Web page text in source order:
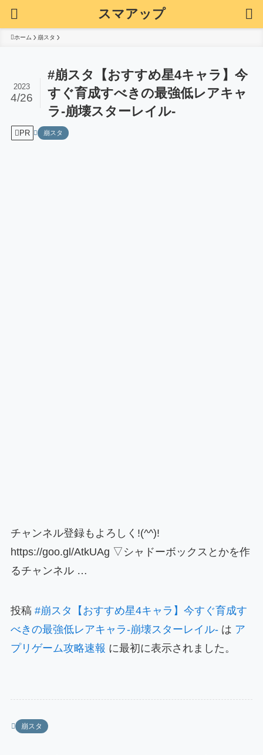
スマアップ
ホーム 崩スタ
#崩スタ【おすすめ星4キャラ】今
すぐ育成すべきの最強低レアキャ
ラ-崩壊スターレイル-
2023
4/26
PR 崩スタ
チャンネル登録もよろしく!(^^)!
https://goo.gl/AtkUAg ▽シャドーボックスとかを作
るチャンネル …
投稿 #崩スタ【おすすめ星4キャラ】今すぐ育成す
べきの最強低レアキャラ-崩壊スターレイル-は ア
プリゲーム攻略速報 に最初に表示されました。
崩スタ